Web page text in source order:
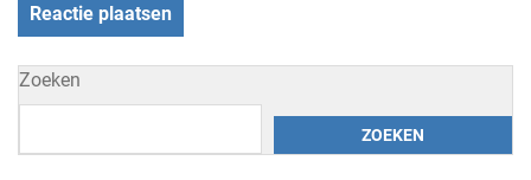
Zoeken
ZOEKEN